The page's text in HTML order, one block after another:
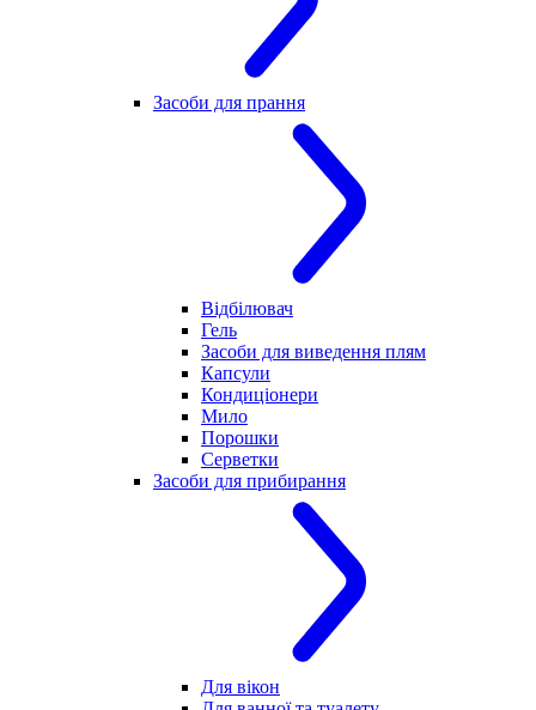
Засоби для прання
Відбілювач
Гель
Засоби для виведення плям
Капсули
Кондиціонери
Мило
Порошки
Серветки
Засоби для прибирання
Для вікон